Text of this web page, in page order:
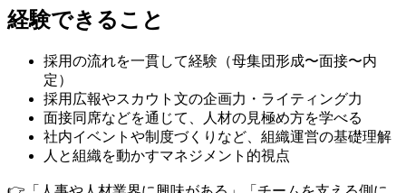
経験できること
採用の流れを一貫して経験（母集団形成〜面接〜内
定）
採用広報やスカウト文の企画力・ライティング力
面接同席などを通じて、人材の見極め方を学べる
社内イベントや制度づくりなど、組織運営の基礎理解
人と組織を動かすマネジメント的視点